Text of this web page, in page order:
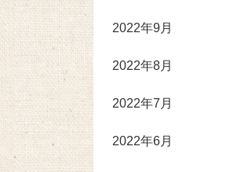
2022年9月
2022年8月
2022年7月
2022年6月